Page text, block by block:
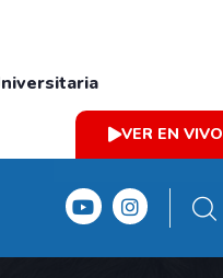
VER EN VIVO